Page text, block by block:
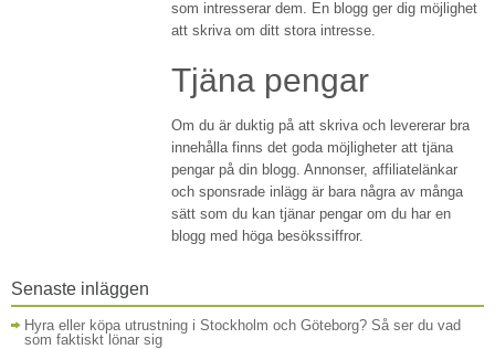
som intresserar dem. En blogg ger dig möjlighet
att skriva om ditt stora intresse.
Tjäna pengar
Om du är duktig på att skriva och levererar bra
innehålla finns det goda möjligheter att tjäna
pengar på din blogg. Annonser, affiliatelänkar
och sponsrade inlägg är bara några av många
sätt som du kan tjänar pengar om du har en
blogg med höga besökssiffror.
Senaste inläggen
Hyra eller köpa utrustning i Stockholm och Göteborg? Så ser du vad
som faktiskt lönar sig